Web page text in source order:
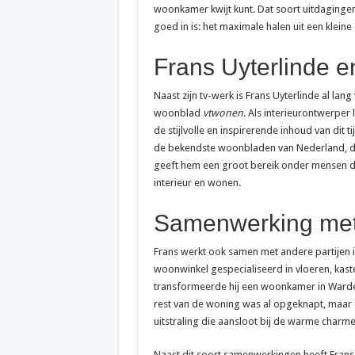
woonkamer kwijt kunt. Dat soort
goed in is: het maximale halen uit een
Frans Uyterlinde
Naast zijn tv-werk is Frans Uyterlinde al
woonblad vtwonen. Als interieurontwerper
de stijlvolle en inspirerende inhoud van dit
de bekendste woonbladen van Nederland,
geeft hem een groot bereik onder mensen
interieur en wonen.
Samenwerking
Frans werkt ook samen met andere
woonwinkel gespecialiseerd in vloeren,
transformeerde hij een woonkamer in
rest van de woning was al opgeknapt,
uitstraling die aansloot bij de warme